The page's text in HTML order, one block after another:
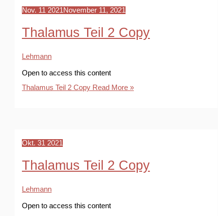
Nov. 11 2021 November 11, 2021
Thalamus Teil 2 Copy
Lehmann
Open to access this content
Thalamus Teil 2 Copy Read More »
Okt. 31 2021
Thalamus Teil 2 Copy
Lehmann
Open to access this content